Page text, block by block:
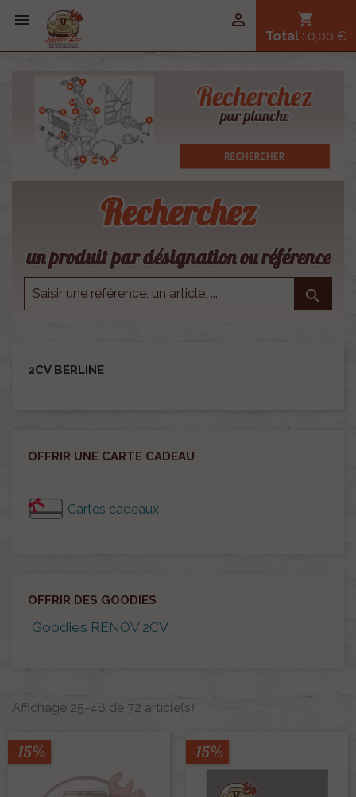
 shopping_cart
Total : 0,00 €

Recherchez
un produit par désignation ou référence

2CV BERLINE
OFFRIR UNE CARTE CADEAU
Cartes cadeaux
OFFRIR DES GOODIES
Goodies RENOV 2CV
Affichage 25-48 de 72 article(s)
-15% -15%